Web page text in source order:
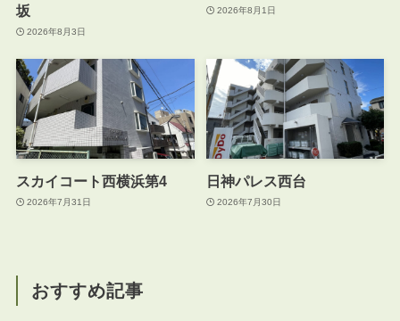
坂
2026年8月3日
2026年8月1日
スカイコート西横浜第4
2026年7月31日
日神パレス西台
2026年7月30日
おすすめ記事